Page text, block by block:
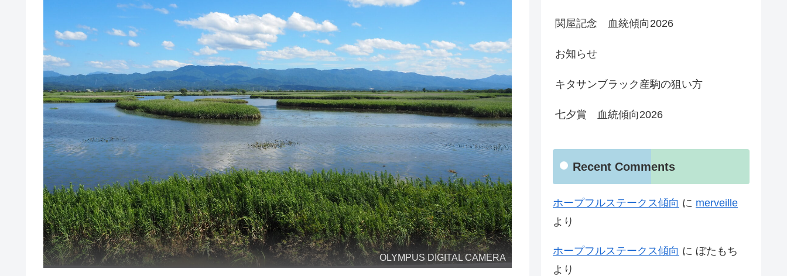
OLYMPUS DIGITAL CAMERA
関屋記念 血統傾向2026
お知らせ
キタサンブラック産駒の狙い方
七夕賞 血統傾向2026
Recent Comments
ホープフルステークス傾向 に merveille
より
ホープフルステークス傾向 に ぼたもち
より